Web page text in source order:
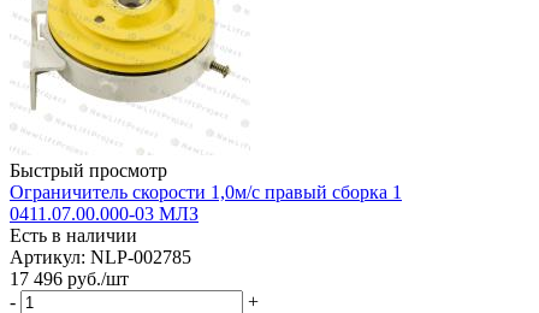
Быстрый просмотр
Ограничитель скорости 1,0м/с правый сборка 1
0411.07.00.000-03 МЛЗ
Есть в наличии
Артикул: NLP-002785
17 496 руб./шт
-
+